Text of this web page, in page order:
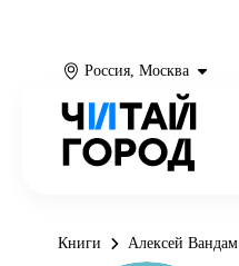
Россия, Москва
Книги Алексей Вандам